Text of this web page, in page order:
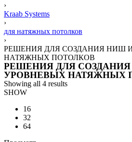
›
Kraab Systems
›
для натяжных потолков
›
РЕШЕНИЯ ДЛЯ СОЗДАНИЯ НИШ
НАТЯЖНЫХ ПОТОЛКОВ​
РЕШЕНИЯ ДЛЯ
УРОВНЕВЫХ НАТЯЖНЫХ
Showing all 4 results
SHOW
16
32
64